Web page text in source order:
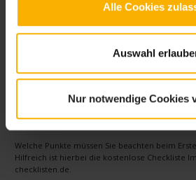
Alle Cookies
Auswahl
Nur notwendige Cookies
Welche Punkte müssen Sie beachten beim Ersteigern von
Hilfreich ist hierbei die kostenlose Checkliste
checklisten.de.